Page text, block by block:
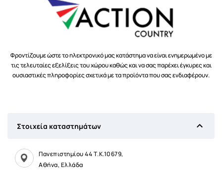
Φροντίζουμε ώστε το ηλεκτρονικό μας κατάστημα να είναι ενημερωμένο με
τις τελευταίες εξελίξεις του χώρου καθώς και να σας παρέχει έγκυρες και
ουσιαστικές πληροφορίες σχετικά με τα προϊόντα που σας ενδιαφέρουν.
Στοιχεία καταστημάτων 
Πανεπιστημίου 44 Τ.Κ.10679,
Αθήνα, Ελλάδα